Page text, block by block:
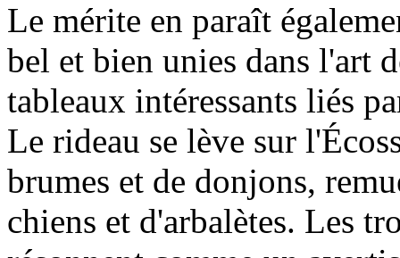
Le mérite en paraît
bel et bien unies dans l'art
tableaux intéressants liés
Le rideau se lève sur
brumes et de donjons,
chiens et d'arbalètes. Les